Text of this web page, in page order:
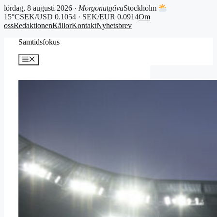
lördag, 8 augusti 2026 · MorgonutgåvaStockholm
15°CSEK/USD 0.1054 · SEK/EUR 0.0914Om
ossRedaktionenKällorKontaktNyhetsbrev
Samtidsfokus
Meny